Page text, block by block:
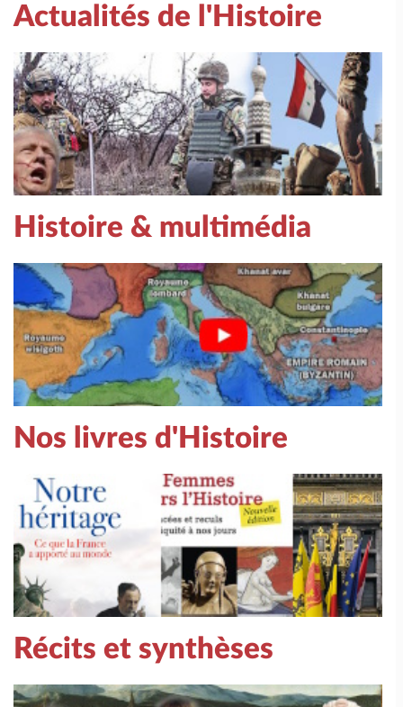
Actualités de l'Histoire
Histoire & multimédia
Nos livres d'Histoire
Récits et synthèses